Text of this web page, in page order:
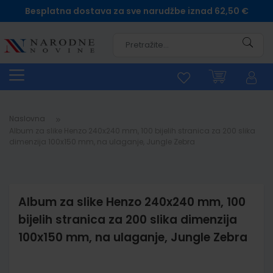
Besplatna dostava za sve narudžbe iznad 62,50 €
Naslovna
Album za slike Henzo 240x240 mm, 100
bijelih stranica za 200 slika dimenzija
100x150 mm, na ulaganje, Jungle Zebra